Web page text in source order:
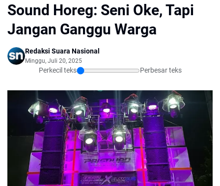
Sound Horeg: Seni Oke, Tapi
Jangan Ganggu Warga
Redaksi Suara Nasional
Minggu, Juli 20, 2025
Perkecil teks Perbesar teks